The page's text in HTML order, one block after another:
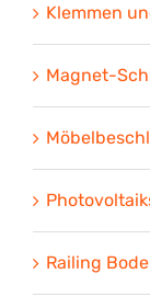
Klemmen
Magnet-
Railing